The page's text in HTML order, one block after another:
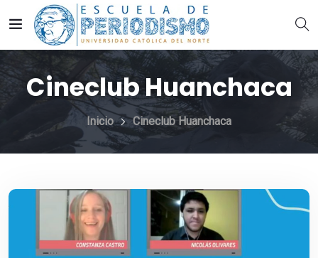
Cineclub Huanchaca
Inicio Cineclub Huanchaca